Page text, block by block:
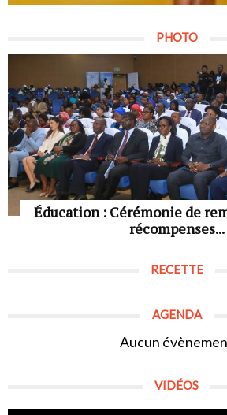
PHOTO
Éducation : Cérémonie de
récompenses...
RECETTE
AGENDA
Aucun
VIDÉOS